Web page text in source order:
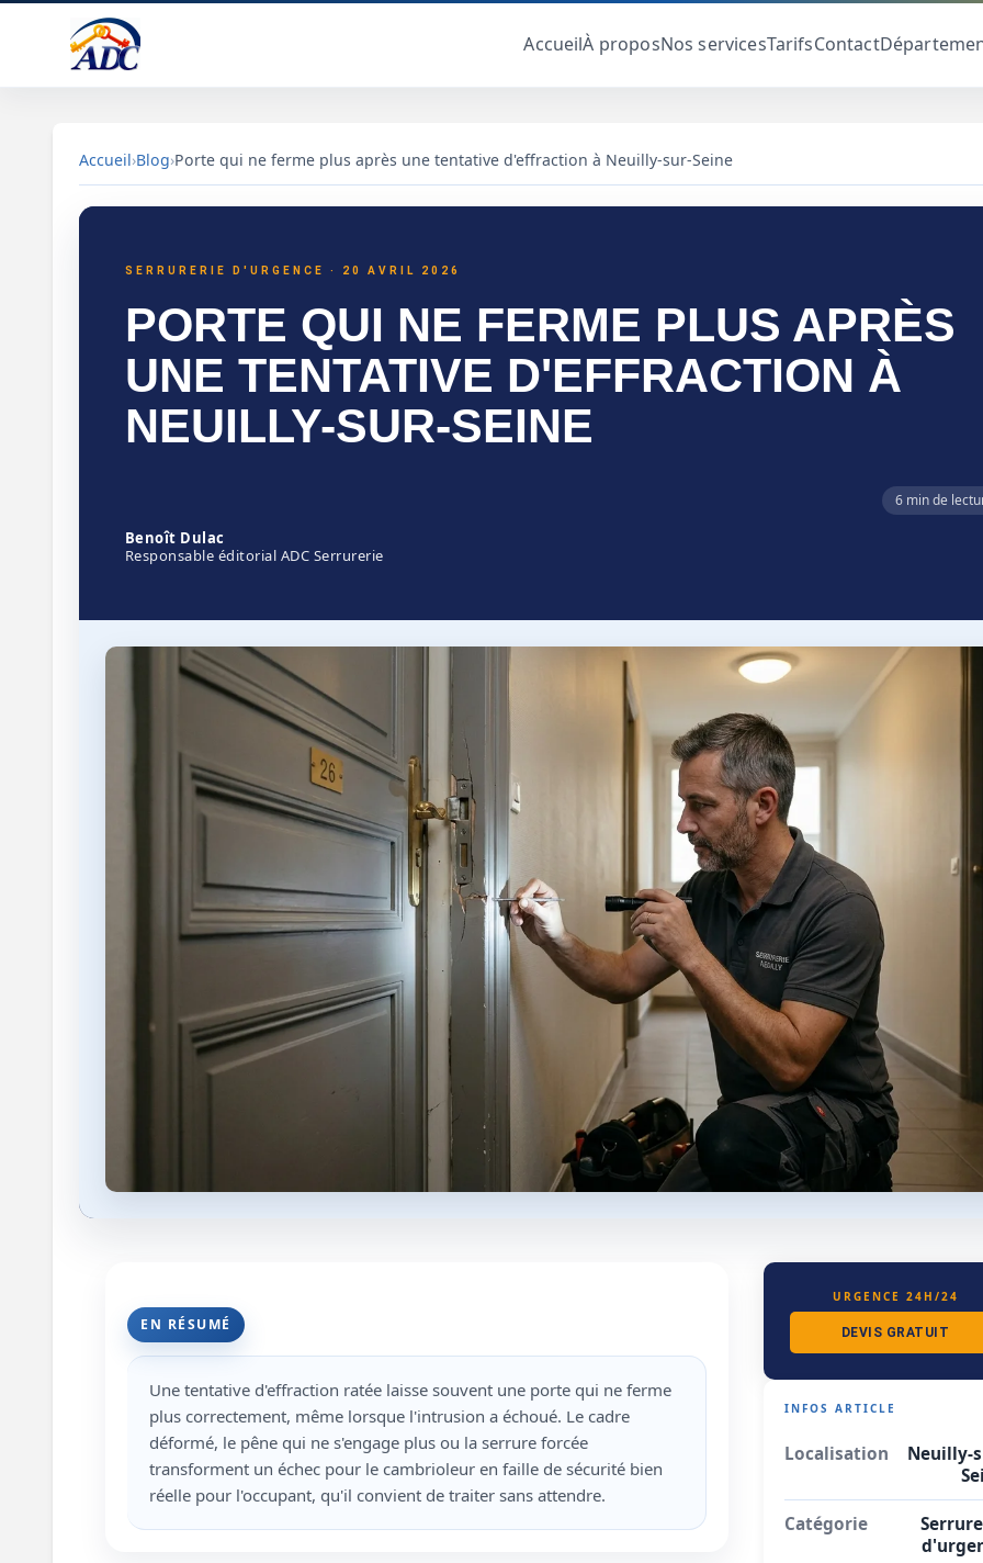
AccueilÀ proposNos servicesTarifsContact
Accueil›Blog›Porte qui ne ferme plus après une tentative d'effraction à Neuilly-sur-Seine
Porte qui ne ferme plus après une tentative d'effraction à Neuilly-sur-Seine
SERRURERIE D'URGENCE · 20 AVRIL 2026
PORTE QUI NE FERME PLUS APRÈS
UNE TENTATIVE D'EFFRACTION À
NEUILLY-SUR-SEINE
6 min de
Benoît Dulac
Responsable éditorial ADC Serrurerie
EN RÉSUMÉ
Une tentative d'effraction ratée laisse souvent une porte qui ne ferme
plus correctement, même lorsque l'intrusion a échoué. Le cadre
déformé, le pêne qui ne s'engage plus ou la serrure forcée
transforment un échec pour le cambrioleur en faille de sécurité bien
réelle pour l'occupant, qu'il convient de traiter sans attendre.
URGENCE 24H/24
DEVIS GRATUIT
INFOS ARTICLE
Localisation
Neuilly-
Catégorie